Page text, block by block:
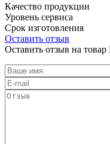
Качество продукции
Уровень сервиса
Срок изготовления
Оставить отзыв
Оставить отзыв на товар